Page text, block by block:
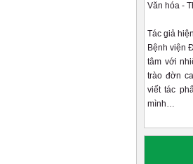
Văn hóa -
Tác giả
Bệnh viện
tâm với
trào đờn
viết tác
mình…